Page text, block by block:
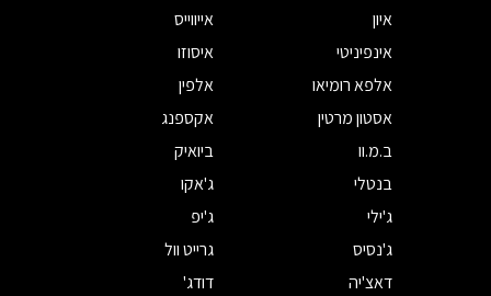
איון
אייווייס
אינפיניטי
איסוזו
אלפא רומיאו
אלפין
אסטון מרטין
אקספנג
ב.מ.וו
ביואיק
בנטלי
ג'אקו
ג'ילי
ג'יפ
ג'נסיס
גרייט וול
דאצ'יה
דודג'